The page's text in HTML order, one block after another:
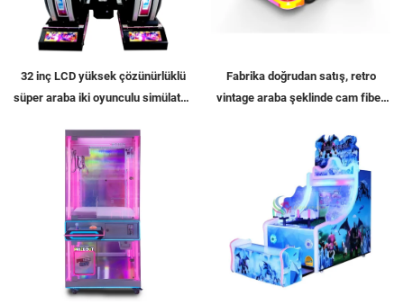
32 inç LCD yüksek çözünürlüklü
süper araba iki oyunculu simülatör,
simülatörü, araba simülatörü
Fabrika doğrudan satış, retro
vintage araba şeklinde cam fiber
mekanlarda yetişkin ile çocuk
ebeveyn-çocuk etkileşimli kare
araç, elektrikli aydınlatmalı müzikli
araç